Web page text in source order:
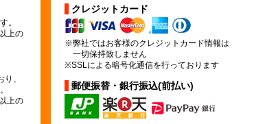
。
上の
、
上の
クレジットカード
※弊社ではお客様のクレジットカード情報は
一切保持致しません
※SSLによる暗号化通信を行っております
郵便振替・銀行振込(前払い)